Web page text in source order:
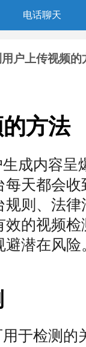
电话聊天
户上传视频的
方法
成内容呈
天都会
则、法
的视频
潜在风
于检测的